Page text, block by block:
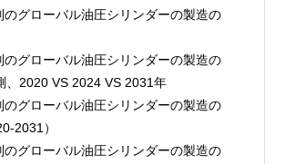
、2020 VS 2024 VS 2031年
2031）